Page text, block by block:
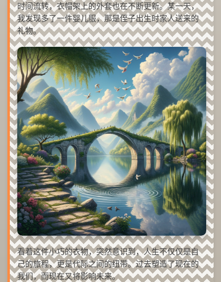
时间流转，衣帽架上的外套也在不断更新。某一天，
我发现多了一件婴儿服，那是侄子出生时家人送来的
礼物。
看着这件小巧的衣物，突然意识到，人生不仅仅是自
己的旅程，更是代际之间的纽带。过去塑造了现在的
我们，而现在又将影响未来。